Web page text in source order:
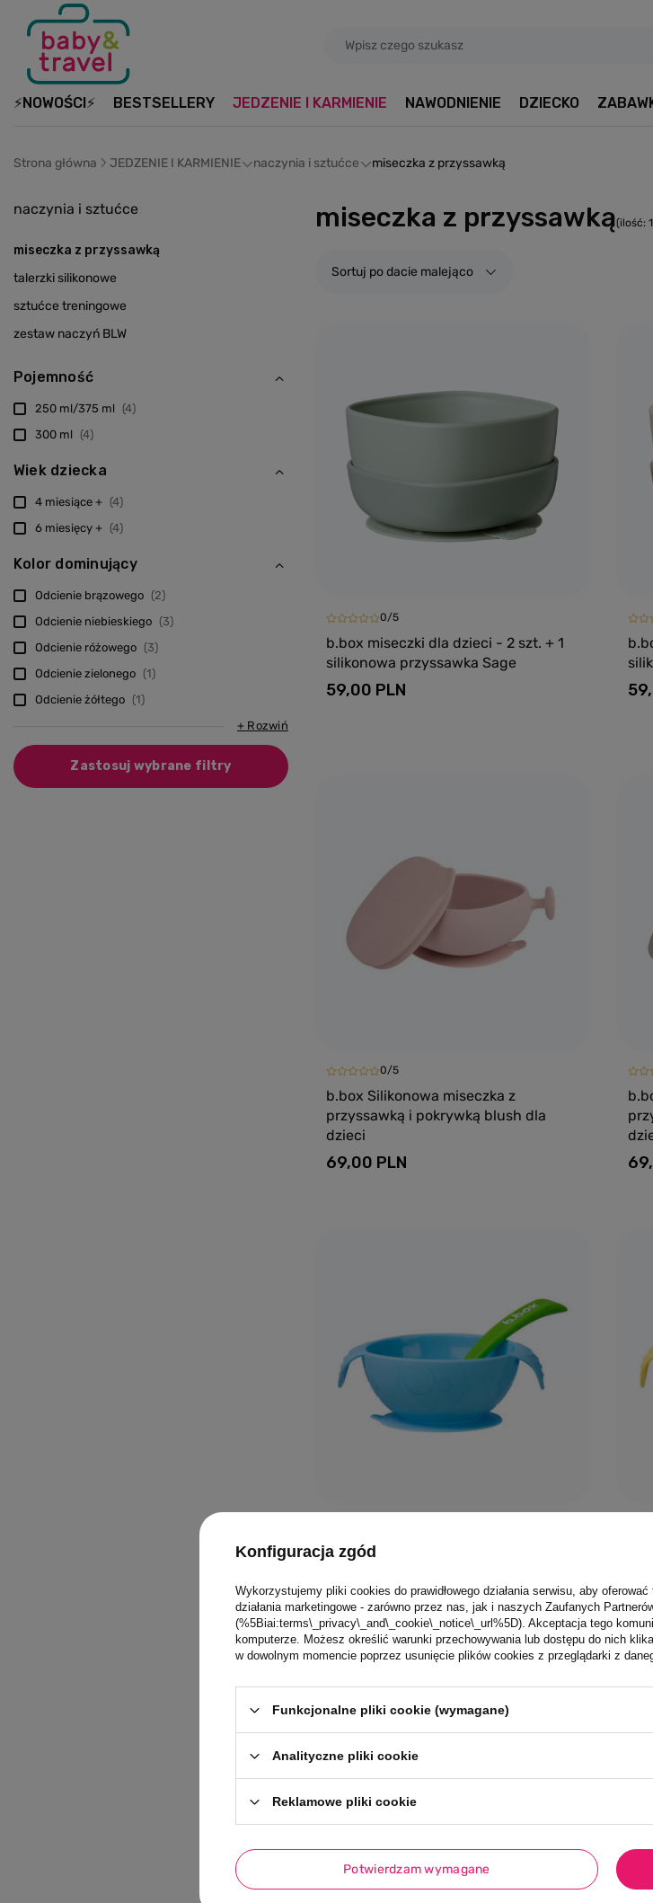
⚡NOWOŚCI⚡ BESTSELLERY JEDZENIE I KARMIENIE NAWODNIENIE DZIECKO
Strona główna JEDZENIE I KARMIENIE naczynia i sztućce miseczka z przyssawką
naczynia i sztućce
miseczka z przyssawką
talerzki silikonowe
sztućce treningowe
zestaw naczyń BLW
Pojemność
250 ml/375 ml
4
300 ml
4
Wiek dziecka
4 miesiące +
4
6 miesięcy +
4
Kolor dominujący
Odcienie brązowego
2
Odcienie niebieskiego
3
Odcienie różowego
3
Odcienie zielonego
1
Odcienie żółtego
1
+ Rozwiń
Zastosuj wybrane filtry
miseczka z przyssawką(ilość:
Sortuj po dacie malejąco
0/5
b.box miseczki dla dzieci - 2 szt. + 1
silikonowa przyssawka Sage
59,00 PLN
0/5
b.box Silikonowa miseczka z
przyssawką i pokrywką blush dla
dzieci
69,00 PLN
B.box Silikonowa miseczka z
niemowlaka i dziecka Ocean Breeze
85,00 PLN
Dodaj do koszyka
Konfiguracja zgód
Wykorzystujemy pliki cookies do prawidłowego działania serwisu, aby
działania marketingowe - zarówno przez nas, jak i naszych Zaufanych
(%5Biai:terms\_privacy\_and\_cookie\_notice\_url%5D). Akceptacja tego
komputerze. Możesz określić warunki przechowywania lub dostępu do nich
w dowolnym momencie poprzez usunięcie plików cookies z przeglądarki z
Funkcjonalne pliki cookie (wymagane)
Analityczne pliki cookie
Reklamowe pliki cookie
Potwierdzam wymagane